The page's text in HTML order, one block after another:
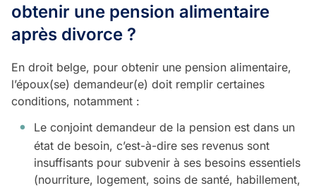
obtenir une pension alimentaire
après divorce ?
En droit belge, pour obtenir une pension alimentaire,
l’époux(se) demandeur(e) doit remplir certaines
conditions, notamment :
Le conjoint demandeur de la pension est dans un
état de besoin, c’est-à-dire ses revenus sont
insuffisants pour subvenir à ses besoins essentiels
(nourriture, logement, soins de santé, habillement,